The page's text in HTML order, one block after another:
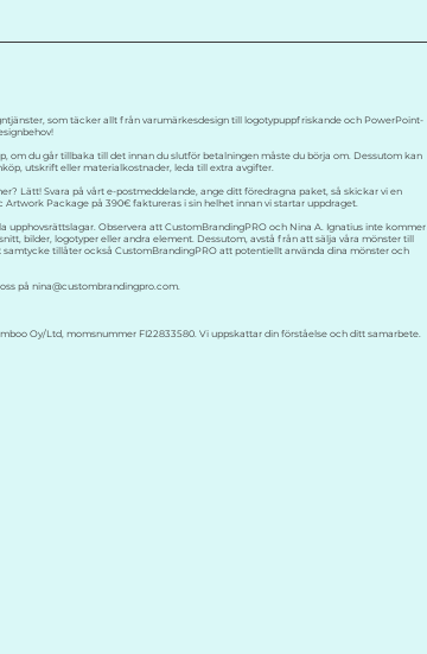
som täcker allt från varumärkesdesign till logotypuppfriskande och PowerPoint-
om du går tillbaka till det innan du slutför betalningen måste du börja om. Dessutom kan
utskrift eller materialkostnader, leda till extra avgifter.
Lätt! Svara på vårt e-postmeddelande, ange ditt föredragna paket, så skickar vi en
Package på 390€ faktureras i sin helhet innan vi startar uppdraget.
upphovsrättslagar. Observera att CustomBrandingPRO och Nina A. Ignatius inte kommer
bilder, logotyper eller andra element. Dessutom, avstå från att sälja våra mönster till
tillåter också CustomBrandingPRO att potentiellt använda dina mönster och
pånina@custombrandingpro.com.
Oy/Ltd, momsnummer FI22833580. Vi uppskattar din förståelse och ditt samarbete.